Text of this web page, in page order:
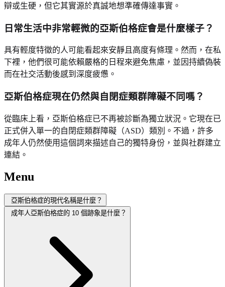
辯或生硬，但它其實源於真誠地想準確傳達事實。
日常生活中非常輕微的亞斯伯格症會是什麼樣子？
具有輕度特徵的人可能看起來安靜且高度有條理。然而，在私
下裡，他們很可能依賴嚴格的日程來避免焦慮，並因持續偽裝
而在社交活動後感到深度疲憊。
亞斯伯格症現在仍然與自閉症類群障礙不同嗎？
從臨床上看，亞斯伯格症已不再被診斷為獨立狀況。它現在已
正式併入單一的自閉症類群障礙（ASD）類別。不過，許多
成年人仍然使用這個詞來描述自己的獨特身份，並與社群建立
連結。
Menu
亞斯伯格症的現代名稱是什麼？
成年人亞斯伯格症的 10 個跡象是什麼？